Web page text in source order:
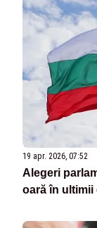
19 apr. 2026, 07:52
Alegeri
oară în ultimii